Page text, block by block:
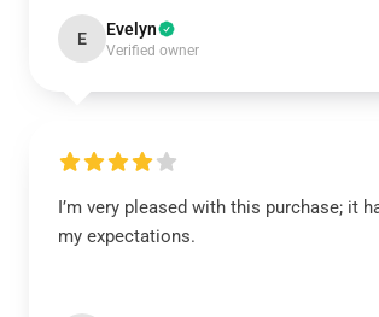
E Evelyn
Verified owner
I’m very pleased with this purchase; it
my expectations.